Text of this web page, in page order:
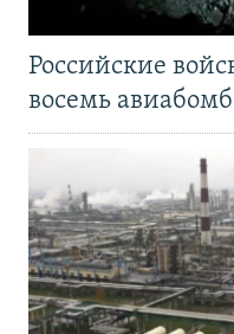
Российские
восемь авиабомб